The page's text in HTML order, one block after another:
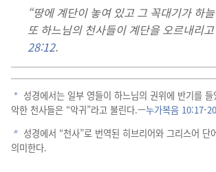
“땅에 계단이 놓여 있고 그 꼭대기가 하
또 하느님의 천사들이 계단을 오르내리
28:12.
a 성경에서는 일부 영들이 하느님의 권위에 반기를
악한 천사들은 “악귀”라고 불린다.—누가복음 10:17-20
b 성경에서 “천사”로 번역된 히브리어와 그리스어 단
의미한다.